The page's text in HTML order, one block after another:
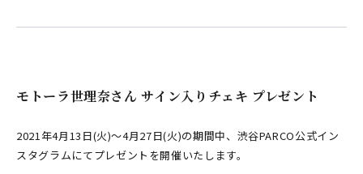
モトーラ世理奈さん サイン入りチェキ プレゼント
2021年4月13日(火)～4月27日(火)の期間中、渋谷PARCO公式イン
スタグラムにてプレゼントを開催いたします。